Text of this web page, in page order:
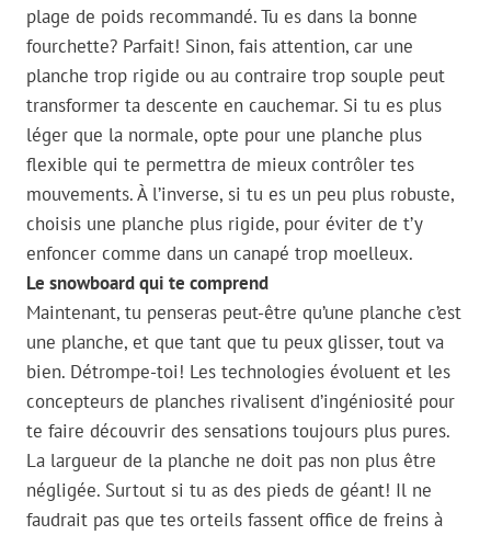
plage de poids recommandé. Tu es dans la bonne
fourchette? Parfait! Sinon, fais attention, car une
planche trop rigide ou au contraire trop souple peut
transformer ta descente en cauchemar. Si tu es plus
léger que la normale, opte pour une planche plus
flexible qui te permettra de mieux contrôler tes
mouvements. À l’inverse, si tu es un peu plus robuste,
choisis une planche plus rigide, pour éviter de t’y
enfoncer comme dans un canapé trop moelleux.
Le snowboard qui te comprend
Maintenant, tu penseras peut-être qu’une planche c’est
une planche, et que tant que tu peux glisser, tout va
bien. Détrompe-toi! Les technologies évoluent et les
concepteurs de planches rivalisent d’ingéniosité pour
te faire découvrir des sensations toujours plus pures.
La largueur de la planche ne doit pas non plus être
négligée. Surtout si tu as des pieds de géant! Il ne
faudrait pas que tes orteils fassent office de freins à